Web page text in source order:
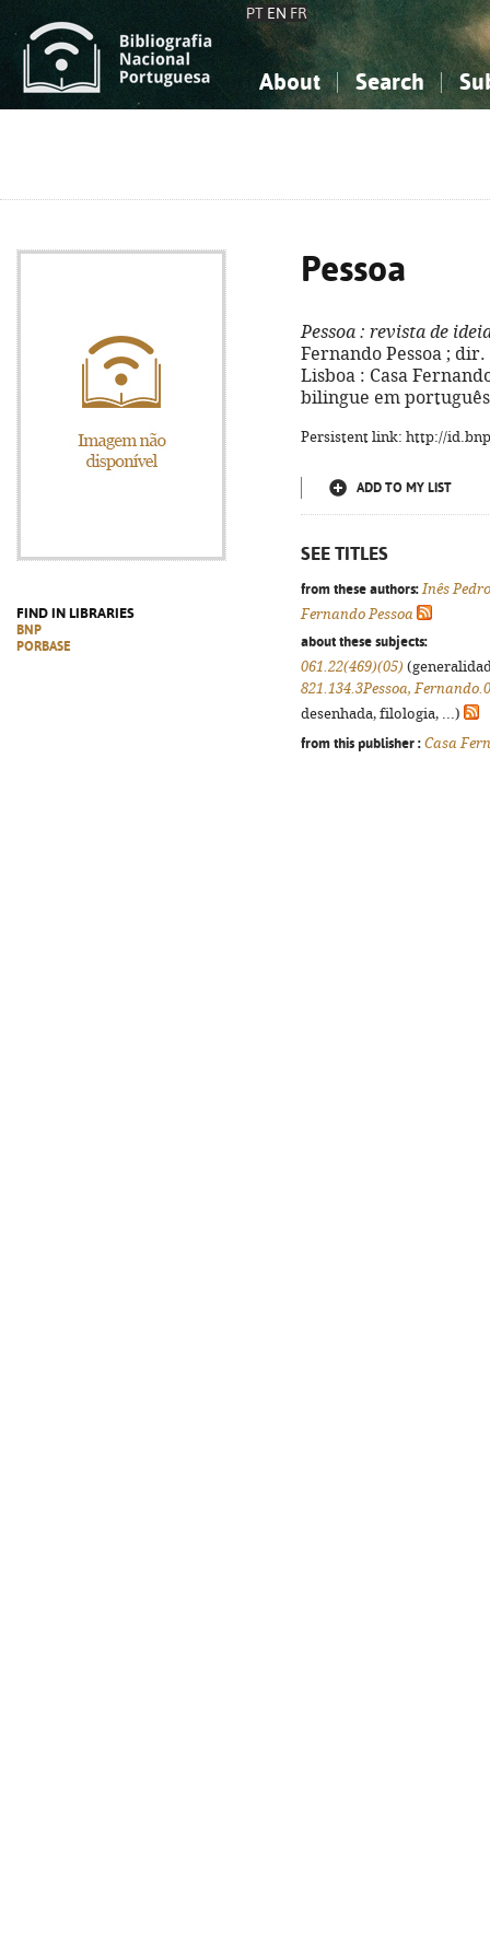
PT EN FR
About Search
FIND IN LIBRARIES
BNP
PORBASE
Pessoa
Pessoa : revista de
Fernando Pessoa ; dir.
Lisboa : Casa
bilingue em
Persistent link: http://
ADD TO MY LIST
SEE TITLES
from these authors: Inês
Fernando Pessoa
about these subjects:
061.22(469)(05)
821.134.3Pessoa,
desenhada, filologia, ...)
from this publisher : Casa